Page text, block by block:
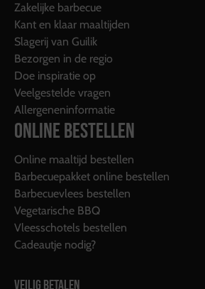
Zakelijke barbecue
Kant en klaar maaltijden
Slagerij van Guilik
Bezorgen in de regio
Doe inspiratie op
Veelgestelde vragen
Allergeneninformatie
ONLINE BESTELLEN
Online maaltijd bestellen
Barbecuepakket online bestellen
Barbecuevlees bestellen
Vegetarische BBQ
Vleesschotels bestellen
Cadeautje nodig?
VEILIG BETALEN